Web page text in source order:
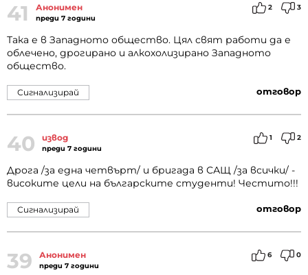
41 Анонимен
преди 7 години
2 3
Така е в Западното общество. Цял свят работи да е
облечено, дрогирано и алкохолизирано Западното
общество.
отговор
Сигнализирай
40 извод
преди 7 години
1 2
Дрога /за една четвърт/ и бригада в САЩ /за всички/ -
високите цели на българските студенти! Честито!!!
отговор
Сигнализирай
39 Анонимен
преди 7 години
6 0